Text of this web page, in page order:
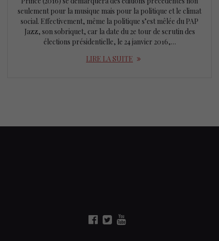
seulement pour la musique mais pour la politique et le climat
social. Effectivement, même la politique s’est mêlée du PAP
Jazz, son sobriquet, car la date du 2e tour de scrutin des
élections présidentielle, le 24 janvier 2016,…
LIRE LA SUITE